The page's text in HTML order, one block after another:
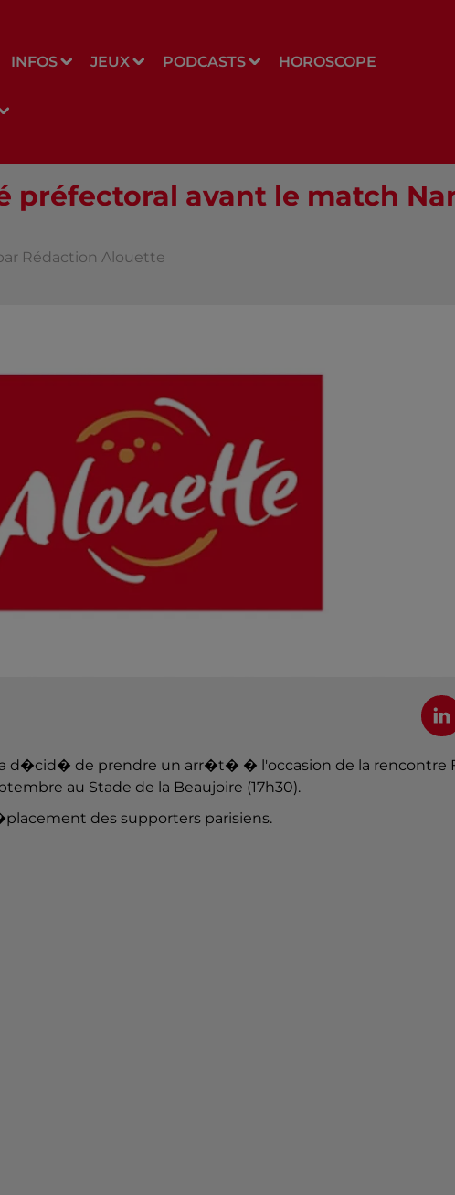
INFOS JEUX PODCASTS HOROSCOPE
préfectoral avant le match
Rédaction Alouette
d�cid� de prendre un arr�t� � l'occasion de la rencontre
au Stade de la Beaujoire (17h30).
des supporters parisiens.